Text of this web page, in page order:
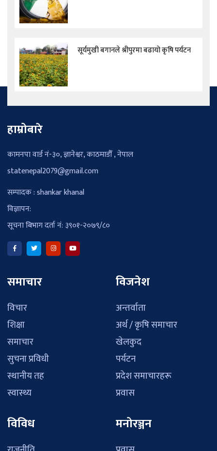
सूर्यमुखी बगानले श्रीपुरमा बढायो कृषि पर्यटन
हाम्रोबारे
कामनपा वार्ड नं-३०, ज्ञानेश्वर, काठमाडौँ , नेपाल
statenepal2079@gmail.com
सम्पादक : shankar khanal
विज्ञापन:
सूचना बिभाग दर्ता नं: ३९०१-२०७९/८०
समाचार
विचार
शिक्षा
समाचार
सुचना प्रविधी
स्थानीय तह
स्वास्थ्य
विजनेश
अन्तर्वाता
अर्थ / कृषि समाचार
खेलकुद
पर्यटन
प्रदेश समाचारहरू
प्रवास
विविध मनोरञ्जन